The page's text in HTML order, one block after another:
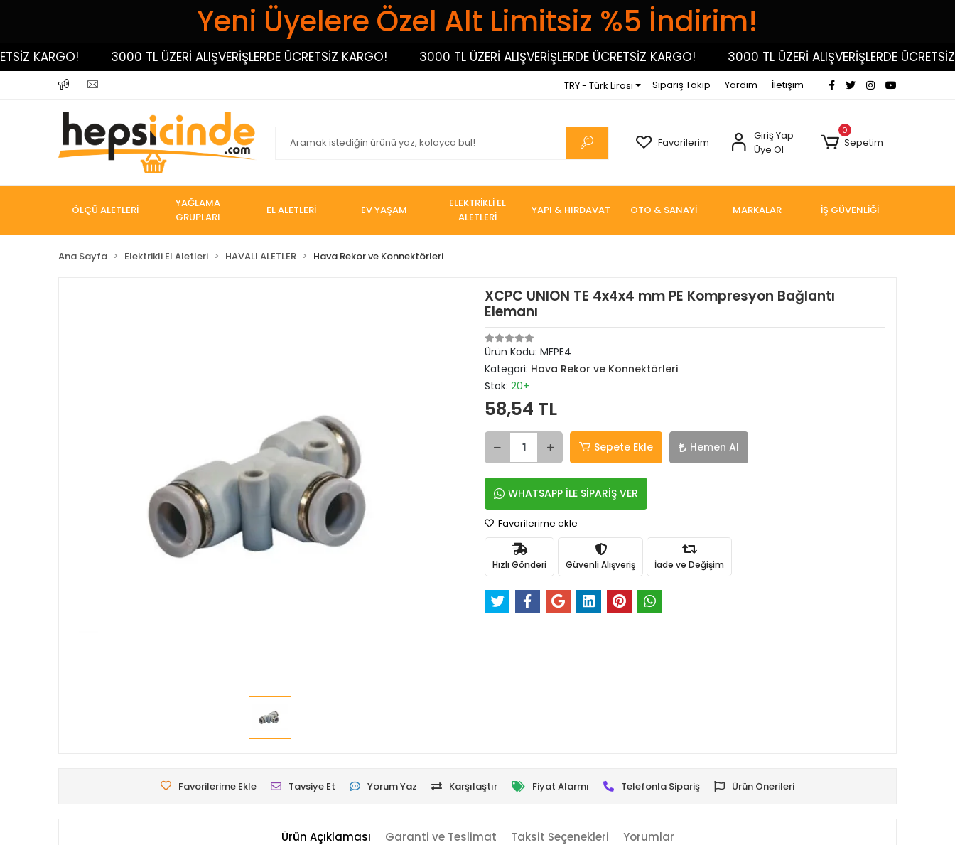
Yeni Üyelere Özel Alt Limitsiz %5 İndirim!
KARGO! 3000 TL ÜZERİ ALIŞVERİŞLERDE ÜCRETSİZ KARGO! 3000 TL ÜZERİ ALIŞVERİŞLERDE ÜCRETSİZ KARGO! 3000 TL ÜZERİ ALIŞVERİŞLERDE ÜCRETSİZ
TRY - Türk Lirası Sipariş Takip Yardım İletişim
Favorilerim
Giriş Yap
Üye Ol
0
Sepetim
ÖLÇÜ ALETLERİ
YAĞLAMA
GRUPLARI
EL ALETLERİ EV YAŞAM
ELEKTRİKLİ EL
ALETLERİ
YAPI & HIRDAVAT OTO & SANAYİ MARKALAR İŞ GÜVENLİĞİ
Ana Sayfa Elektrikli El Aletleri HAVALI ALETLER Hava Rekor ve Konnektörleri
XCPC UNION TE 4x4x4 mm PE Kompresyon Bağlantı
Elemanı
Ürün Kodu: MFPE4
Kategori: Hava Rekor ve Konnektörleri
Stok: 20+
58,54 TL
Sepete Ekle Hemen Al
WHATSAPP İLE SİPARİŞ VER
Favorilerime ekle
Hızlı Gönderi Güvenli Alışveriş İade ve Değişim
Favorilerime Ekle Tavsiye Et Yorum Yaz Karşılaştır Fiyat Alarmı Telefonla Sipariş Ürün Önerileri
Ürün Açıklaması Garanti ve Teslimat Taksit Seçenekleri Yorumlar